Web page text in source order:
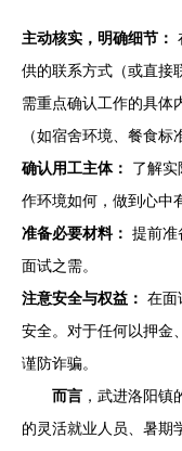
主动核实，明确细节：
供的联系方式（或直接
需重点确认工作的具体
（如宿舍环境、餐食
确认用工主体：
了解实
作环境如何，做到心中
准备必要材料： 提前准
面试之需。
注意安全与权益： 在面
安全。对于任何以押金
谨防诈骗。
而言 ，武进洛阳
的灵活就业人员、暑期